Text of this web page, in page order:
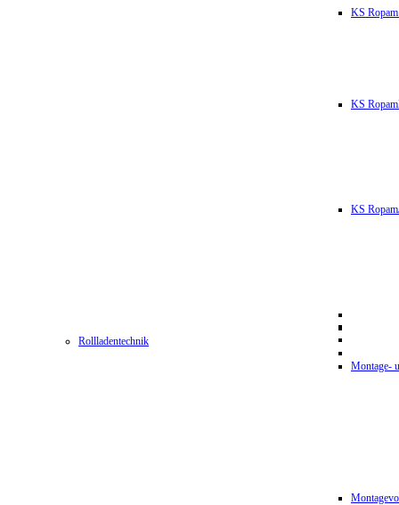
KS
KS
KS
Rollladentechnik
Montage-